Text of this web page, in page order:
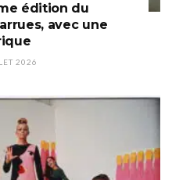
édition du
avec une
2026